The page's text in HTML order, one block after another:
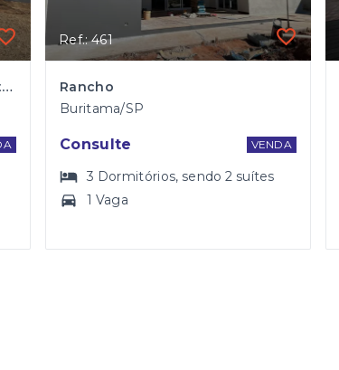
Rancho a venda - Condomínio Itaparica
Ref.: 461
Rancho
Buritama/SP
Consulte VENDA
3 Dormitórios, sendo2 suítes
1 Vaga